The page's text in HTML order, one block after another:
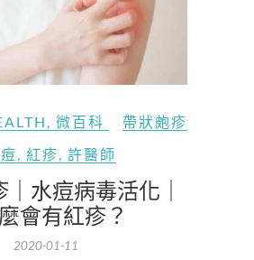
, 微百科
帶狀皰疹
, 紅疹, 許醫師
水痘病毒活化｜
會有紅疹？
2020-01-11